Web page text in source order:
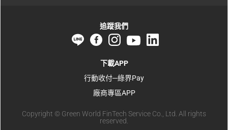
追蹤我們
下載APP
行動收付─綠界Pay
廠商專區APP
Copyright © Green World FinTech Service Co., Ltd. All rights
reserved.